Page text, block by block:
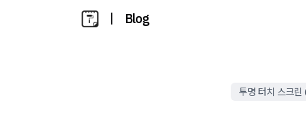
| Blog
투명 터치 스크